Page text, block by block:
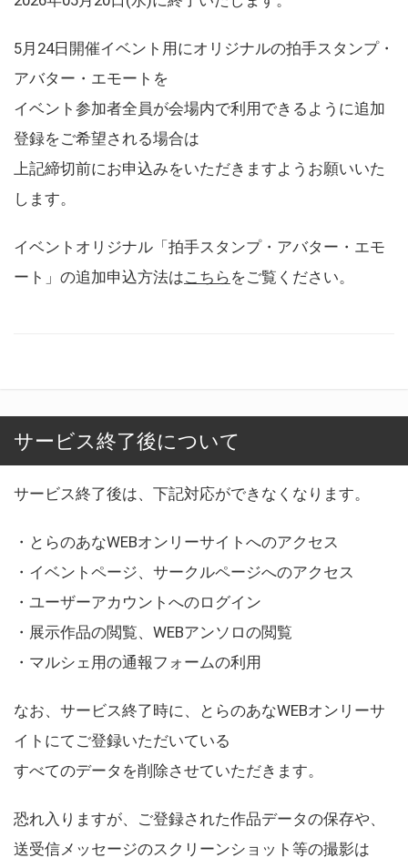
5月24日開催イベント用にオリジナルの拍手スタンプ・
アバター・エモートを
イベント参加者全員が会場内で利用できるように追加
登録をご希望される場合は
上記締切前にお申込みをいただきますようお願いいた
します。
イベントオリジナル「拍手スタンプ・アバター・エモ
ート」の追加申込方法はこちら をご覧ください。
サービス終了後について
サービス終了後は、下記対応ができなくなります。
・とらのあなWEBオンリーサイトへのアクセス
・イベントページ、サークルページへのアクセス
・ユーザーアカウントへのログイン
・展示作品の閲覧、WEBアンソロの閲覧
・マルシェ用の通報フォームの利用
なお、サービス終了時に、とらのあなWEBオンリーサ
イトにてご登録いただいている
すべてのデータを削除させていただきます。
恐れ入りますが、ご登録された作品データの保存や、
送受信メッセージのスクリーンショット等の撮影は